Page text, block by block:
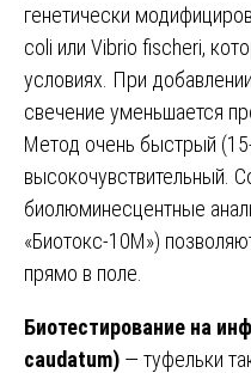
генетически
coli или Vibrio fischeri,
условиях. При
свечение уменьшается
Метод очень быстрый
высокочувствительный.
биолюминесцентные
«Биотокс-10М»)
прямо в поле.
Биотестирование на
caudatum) — туфельки